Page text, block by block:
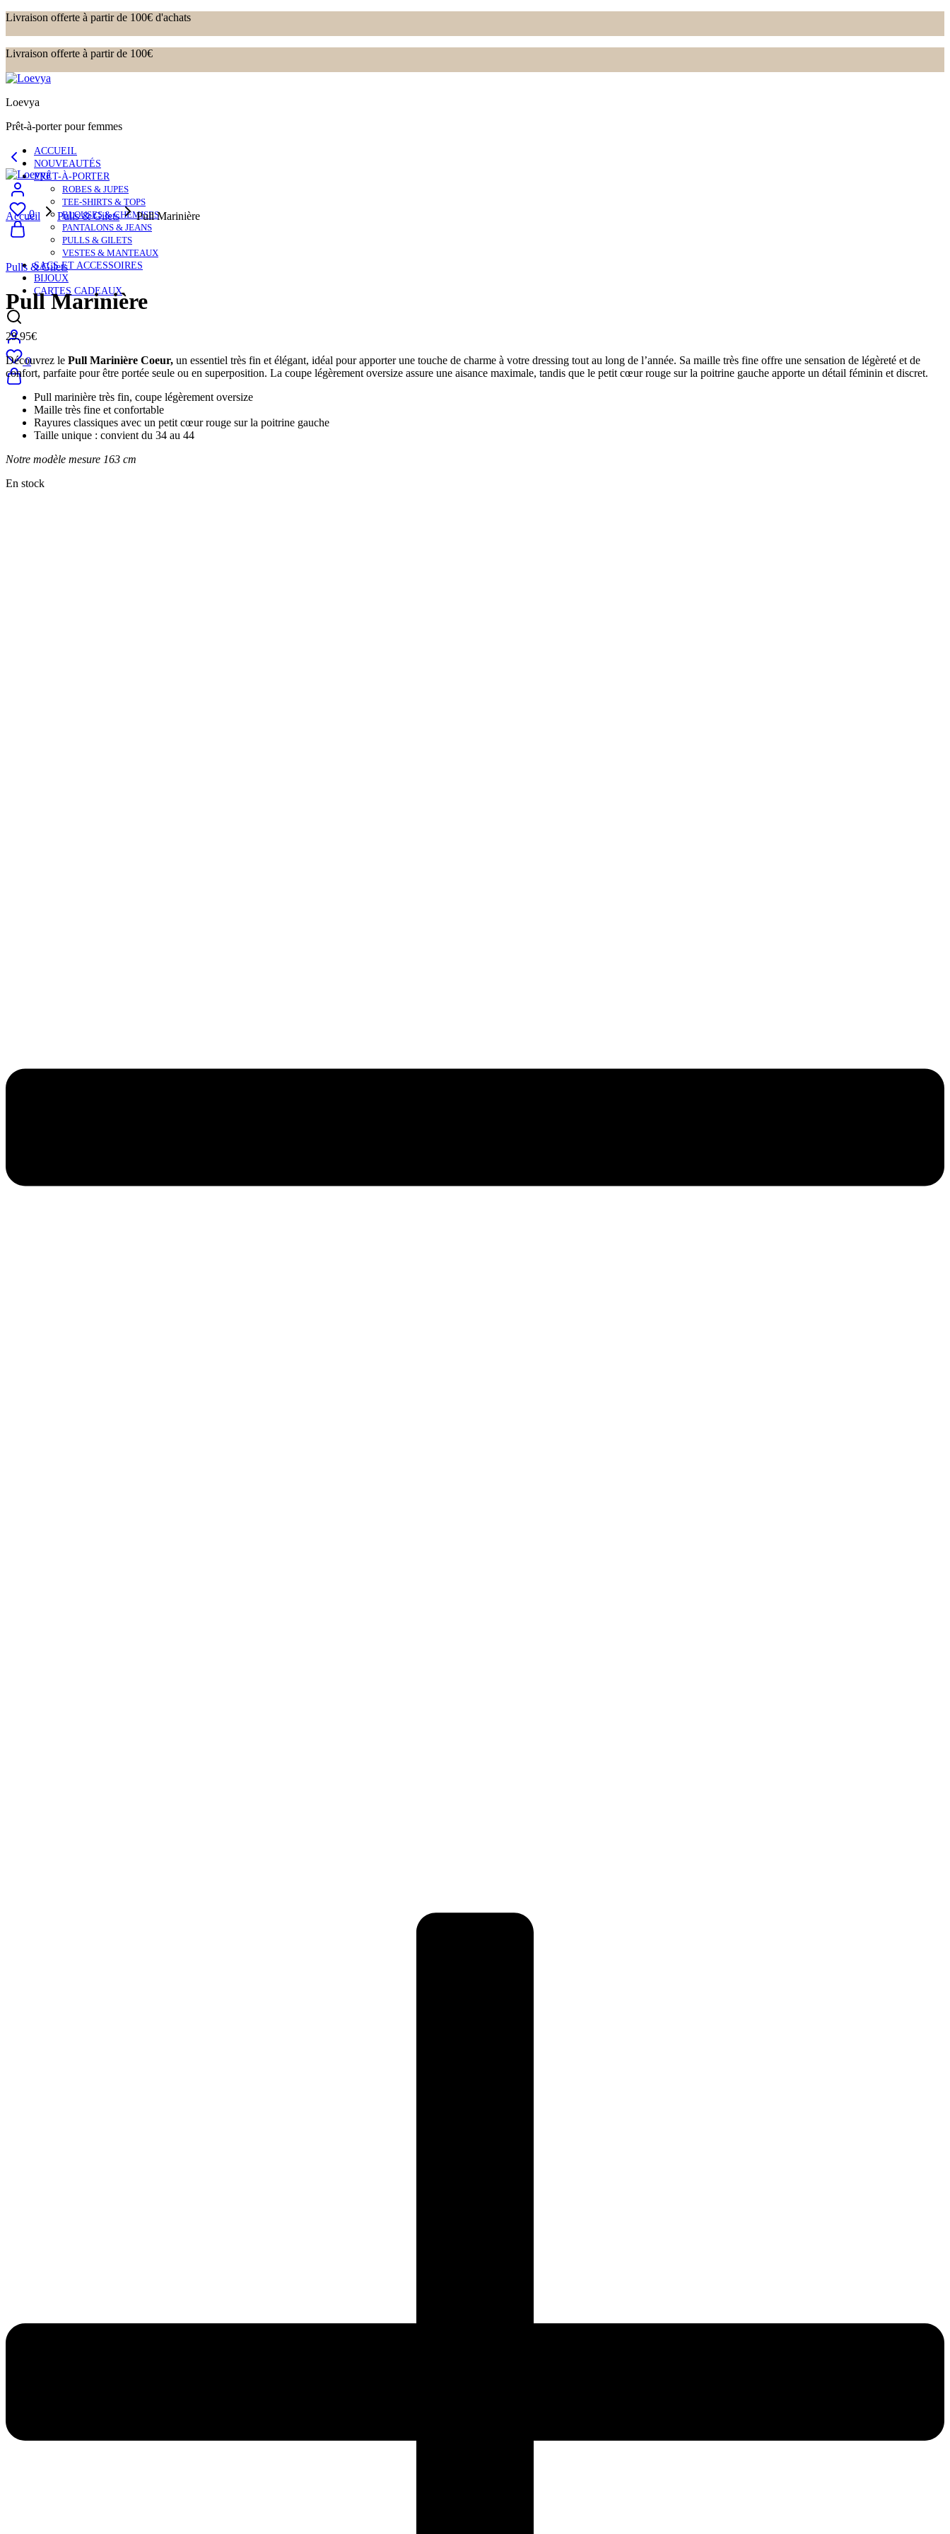
Livraison offerte à partir de 100€ d'achats
Livraison offerte à partir de 100€
Loevya
Prêt-à-porter pour femmes
ACCUEIL
NOUVEAUTÉS
PRÊT-À-PORTER
ROBES & JUPES
TEE-SHIRTS & TOPS
BLOUSES & CHEMISES
PANTALONS & JEANS
PULLS & GILETS
VESTES & MANTEAUX
SACS ET ACCESSOIRES
BIJOUX
CARTES CADEAUX
0
0
Accueil Pulls & Gilets Pull Marinière
Pulls & Gilets
Pull Marinière
29.95€
Découvrez le Pull Marinière Coeur, un essentiel très fin et élégant, idéal pour apporter une touche de charme à votre dressing tout au long de l’année. Sa maille très fine offre une sensation de légèreté et de
confort, parfaite pour être portée seule ou en superposition. La coupe légèrement oversize assure une aisance maximale, tandis que le petit cœur rouge sur la poitrine gauche apporte un détail féminin et discret.
Pull marinière très fin, coupe légèrement oversize
Maille très fine et confortable
Rayures classiques avec un petit cœur rouge sur la poitrine gauche
Taille unique : convient du 34 au 44
Notre modèle mesure 163 cm
En stock